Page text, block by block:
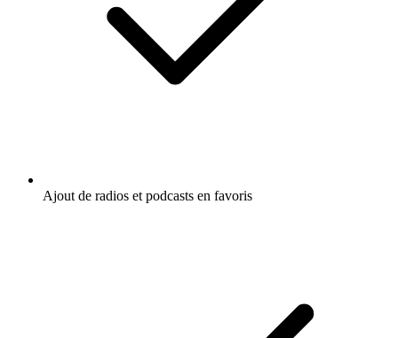
Ajout de radios et podcasts en favoris